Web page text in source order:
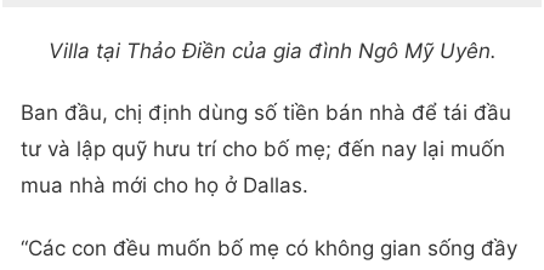
Villa tại Thảo Điền của gia đình Ngô Mỹ Uyên.
Ban đầu, chị định dùng số tiền bán nhà để tái đầu
tư và lập quỹ hưu trí cho bố mẹ; đến nay lại muốn
mua nhà mới cho họ ở Dallas.
“Các con đều muốn bố mẹ có không gian sống đầy